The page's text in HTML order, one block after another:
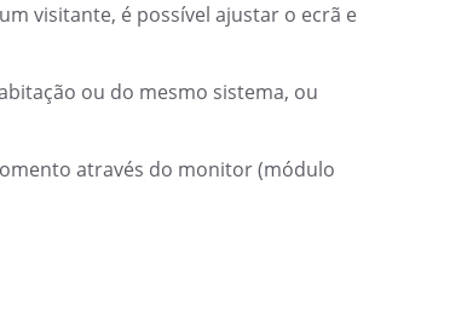
visitante, é possível ajustar o ecrã e
ou do mesmo sistema, ou
através do monitor (módulo